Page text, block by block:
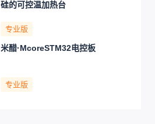
硅的可控温加热台
专业版
米醋·McoreSTM32电控板
专业版